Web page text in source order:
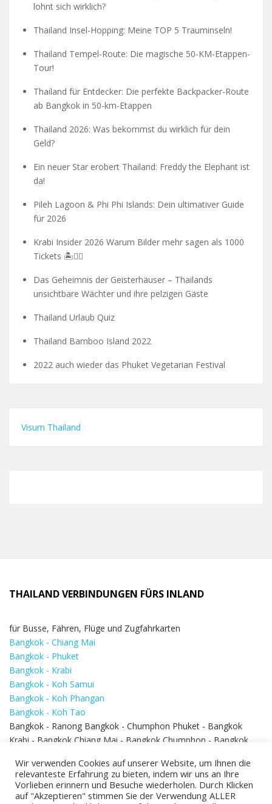
lohnt sich wirklich?
Thailand Insel-Hopping: Meine TOP 5 Trauminseln!
Thailand Tempel-Route: Die magische 50-KM-Etappen-
Tour!
Thailand für Entdecker: Die perfekte Backpacker-Route
ab Bangkok in 50-km-Etappen
Thailand 2026: Was bekommst du wirklich für dein
Geld?
Ein neuer Star erobert Thailand: Freddy the Elephant ist
da!
Pileh Lagoon & Phi Phi Islands: Dein ultimativer Guide
für 2026
Krabi Insider 2026 Warum Bilder mehr sagen als 1000
Tickets 🏝️🧗‍♂️
Das Geheimnis der Geisterhäuser – Thailands
unsichtbare Wächter und ihre pelzigen Gäste
Thailand Urlaub Quiz
Thailand Bamboo Island 2022
2022 auch wieder das Phuket Vegetarian Festival
Visum Thailand
THAILAND VERBINDUNGEN FÜRS INLAND
für Busse, Fähren, Flüge und Zugfahrkarten
Bangkok - Chiang Mai
Bangkok - Phuket
Bangkok - Krabi
Bangkok - Koh Samui
Bangkok - Koh Phangan
Bangkok - Koh Tao
Bangkok - Ranong Bangkok - Chumphon Phuket - Bangkok
Krabi - Bangkok Chiang Mai - Bangkok Chumphon - Bangkok
Bangkok - Hua Hin
Wir verwenden Cookies auf unserer Website, um Ihnen die
relevanteste Erfahrung zu bieten, indem wir uns an Ihre
Vorlieben erinnern und Besuche wiederholen. Durch Klicken
auf "Akzeptieren" stimmen Sie der Verwendung ALLER